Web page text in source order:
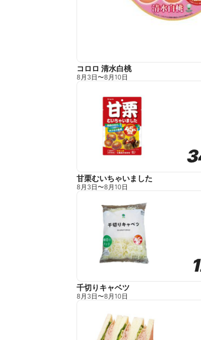
コロロ 清水白桃
8月3日〜8月10日
甘栗むいちゃいました
8月3日〜8月10日
千切りキャベツ
8月3日〜8月10日